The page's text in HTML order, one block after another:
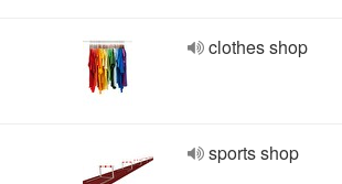
clothes shop
sports shop